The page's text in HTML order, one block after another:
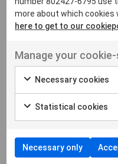
Astrid
B
Bergrummet –
of Toys and
more about which cookies
here to get to our
Manage your
Necessary cookies
Statistical cookies
Necessary only